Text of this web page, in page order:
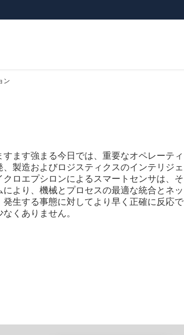
ン
ます強まる今日では、重要なオペレーティ
製造およびロジスティクスのインテリジェ
ロエプシロンによるスマートセンサは、そ
より、機械とプロセスの最適な統合とネッ
生する事態に対してより早く正確に反応で
くありません。